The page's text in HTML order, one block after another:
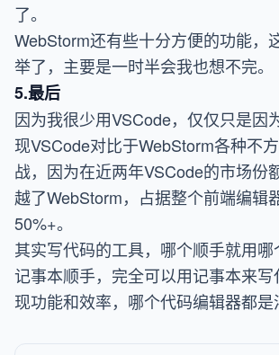
了。
WebStorm还有些十分方便的功能，
举了，主要是一时半会我也想不完。
5.最后
因为我很少用VSCode，仅仅只是因
现VSCode对比于WebStorm各种不
战，因为在近两年VSCode的市场份
越了WebStorm，占据整个前端编辑
50%+。
其实写代码的工具，哪个顺手就用
记事本顺手，完全可以用记事本来
现功能和效率，哪个代码编辑器都是